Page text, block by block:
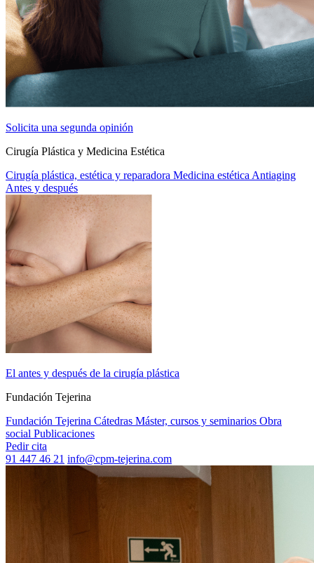
Solicita una segunda opinión
Cirugía Plástica y Medicina Estética
Cirugía plástica, estética y reparadora Medicina estética Antiaging
Antes y después
El antes y después de la cirugía plástica
Fundación Tejerina
Fundación Tejerina Cátedras Máster, cursos y seminarios Obra
social Publicaciones
Pedir cita
91 447 46 21 info@cpm-tejerina.com